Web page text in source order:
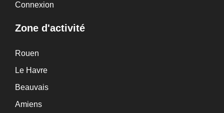
Connexion
Zone d'activité
Rouen
Le Havre
Beauvais
Amiens